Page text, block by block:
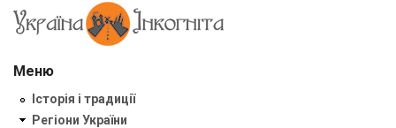
Меню
Історія і традиції
Регіони України